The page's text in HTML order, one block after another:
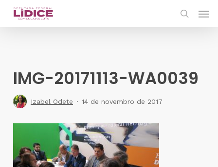
Skip
IMG-20171113-WA0039
Izabel Odete 14 de novembro de 2017